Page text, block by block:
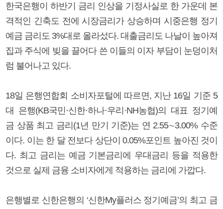
한국은행이 하반기 금리 인상을 기정사실로 한 가운데 본
격적인 긴축도 전에 시장금리가 상승하며 시중은행 정기
예금 금리도 3%대로 올라섰다. 대출금리도 나날이 높아져
집과 주식에 빚을 끌어다 쓴 이들의 이자 부담이 눈덩이처
럼 불어나고 있다.
18일 은행연합회 소비자포털에 따르면, 지난 16일 기준 5
대 은행(KB국민·신한·하나·우리·NH농협)의 대표 정기예
금 상품 최고 금리(1년 만기 기준)는 연 2.55∼3.00% 수준
이다. 이는 한 달 전보다 상단이 0.05%포인트 높아진 것이
다. 최고 금리는 예금 기본금리에 우대금리 등을 적용한
것으로 실제 금융 소비자에게 적용하는 금리에 가깝다.
은행별로 신한은행의 ‘신한My플러스 정기예금’의 최고 금